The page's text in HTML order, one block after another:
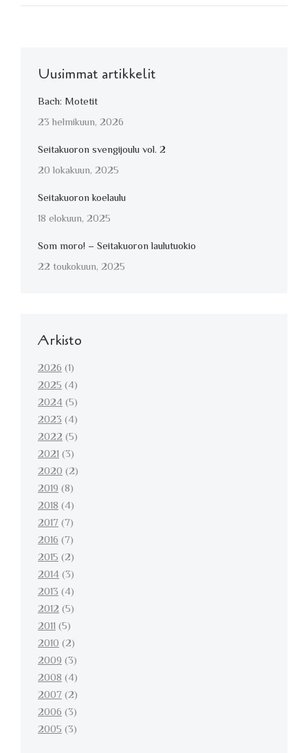
Uusimmat artikkelit
Bach: Motetit
23 helmikuun, 2026
Seitakuoron svengijoulu vol. 2
20 lokakuun, 2025
Seitakuoron koelaulu
18 elokuun, 2025
Som moro! – Seitakuoron laulutuokio
22 toukokuun, 2025
Arkisto
2026(1)
2025(4)
2024(5)
2023(4)
2022(5)
2021(3)
2020(2)
2019(8)
2018(4)
2017(7)
2016(7)
2015(2)
2014(3)
2013(4)
2012(5)
2011(5)
2010(2)
2009(3)
2008(4)
2007(2)
2006(3)
2005(3)